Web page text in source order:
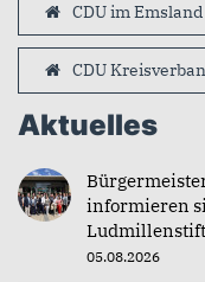
CDU im Emsland
CDU
Aktuelles
informieren
05.08.2026